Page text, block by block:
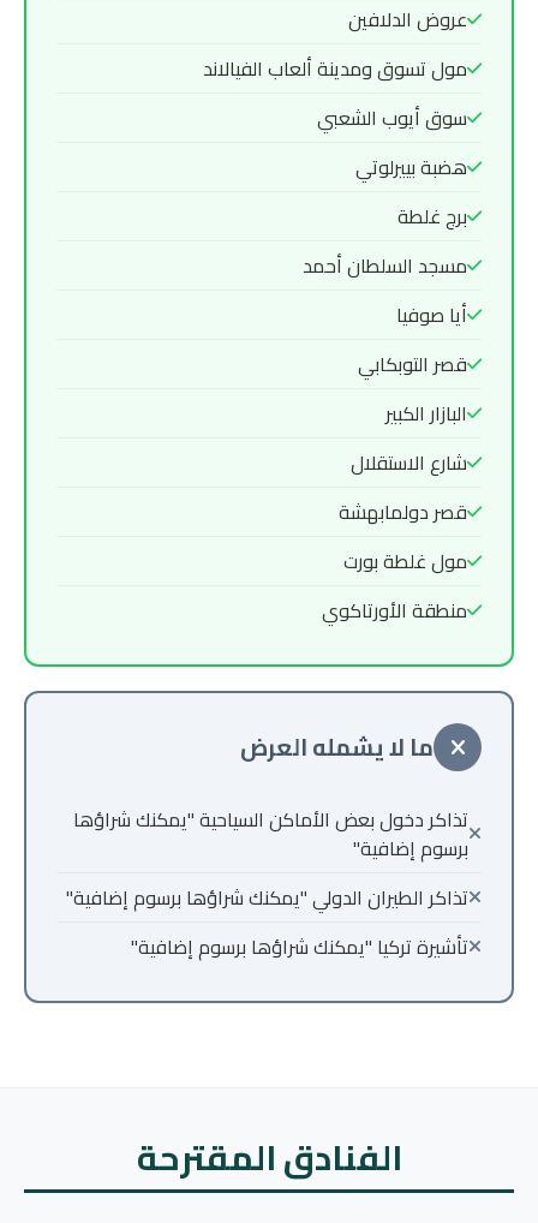
عروض الدلافين
مول تسوق ومدينة ألعاب الفيالاند
سوق أيوب الشعبي
هضبة بييرلوتي
برج غلطة
مسجد السلطان أحمد
أيا صوفيا
قصر التوبكابي
البازار الكبير
شارع الاستقلال
قصر دولمابهشة
مول غلطة بورت
منطقة الأورتاكوي
ما لا يشمله العرض
تذاكر دخول بعض الأماكن السياحية "يمكنك شراؤها
برسوم إضافية"
تذاكر الطيران الدولي "يمكنك شراؤها برسوم إضافية"
تأشيرة تركيا "يمكنك شراؤها برسوم إضافية"
الفنادق المقترحة